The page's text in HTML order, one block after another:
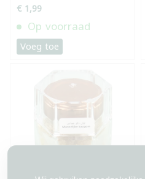
€ 1,99
Op voorraad
Voeg toe